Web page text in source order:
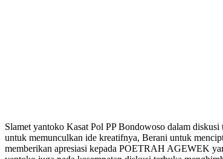
Slamet yantoko Kasat Pol PP Bondowoso dalam
untuk memunculkan ide kreatifnya, Berani untuk
memberikan apresiasi kepada POETRAH AGEWEK